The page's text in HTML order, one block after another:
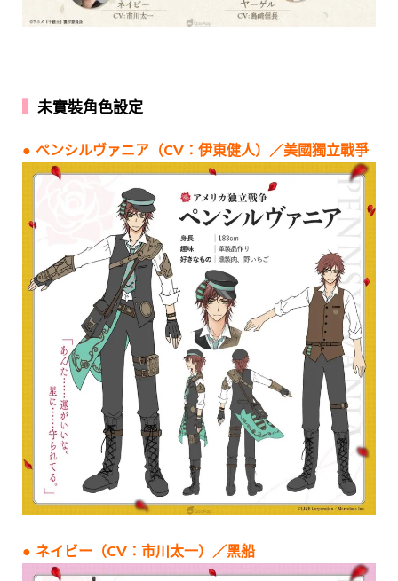
未實裝角色設定
● ペンシルヴァニア（CV：伊東健人）／美國獨立戰爭
● ネイビー（CV：市川太一）／黑船